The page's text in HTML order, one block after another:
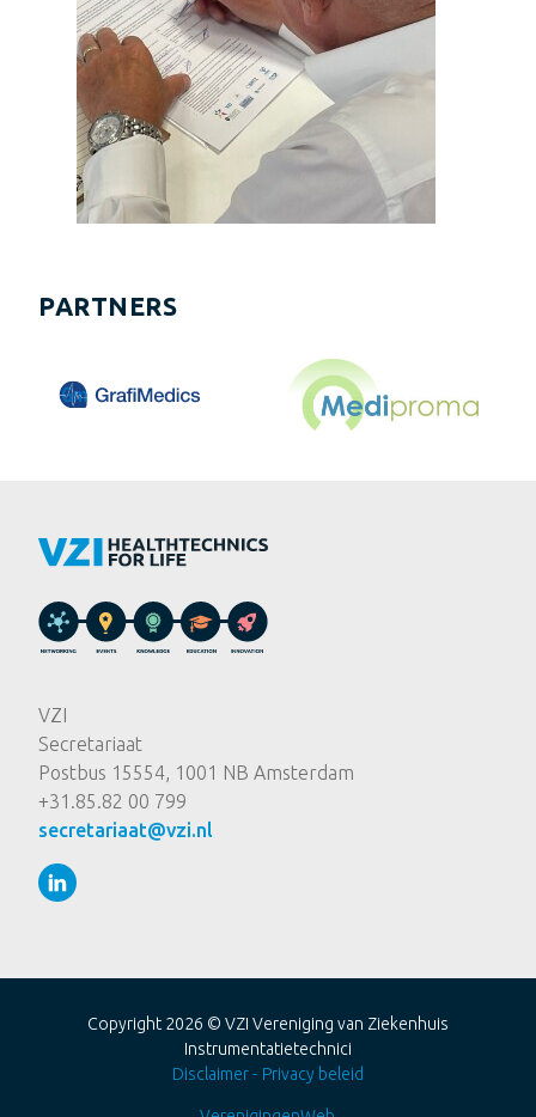
PARTNERS
VZI
Secretariaat
Postbus 15554, 1001 NB Amsterdam
+31.85.82 00 799
secretariaat@vzi.nl
Copyright 2026 © VZI Vereniging van Ziekenhuis
Instrumentatietechnici
Disclaimer
Privacy beleid